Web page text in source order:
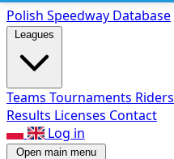
Polish Speedway Database
Leagues
Teams Tournaments Riders
Results Licenses Contact
Log in
Open main menu